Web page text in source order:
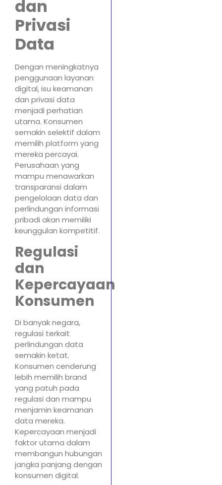
dan
Privasi
Data
Dengan meningkatnya
penggunaan layanan
digital, isu keamanan
dan privasi data
menjadi perhatian
utama. Konsumen
semakin selektif dalam
memilih platform yang
mereka percayai.
Perusahaan yang
mampu menawarkan
transparansi dalam
pengelolaan data dan
perlindungan informasi
pribadi akan memiliki
keunggulan kompetitif.
Regulasi
dan
Kepercayaan
Konsumen
Di banyak negara,
regulasi terkait
perlindungan data
semakin ketat.
Konsumen cenderung
lebih memilih brand
yang patuh pada
regulasi dan mampu
menjamin keamanan
data mereka.
Kepercayaan menjadi
faktor utama dalam
membangun hubungan
jangka panjang dengan
konsumen digital.